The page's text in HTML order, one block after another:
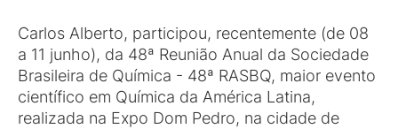
Carlos Alberto, participou, recentemente (de 08
a 11 junho), da 48ª Reunião Anual da Sociedade
Brasileira de Química - 48ª RASBQ, maior evento
científico em Química da América Latina,
realizada na Expo Dom Pedro, na cidade de